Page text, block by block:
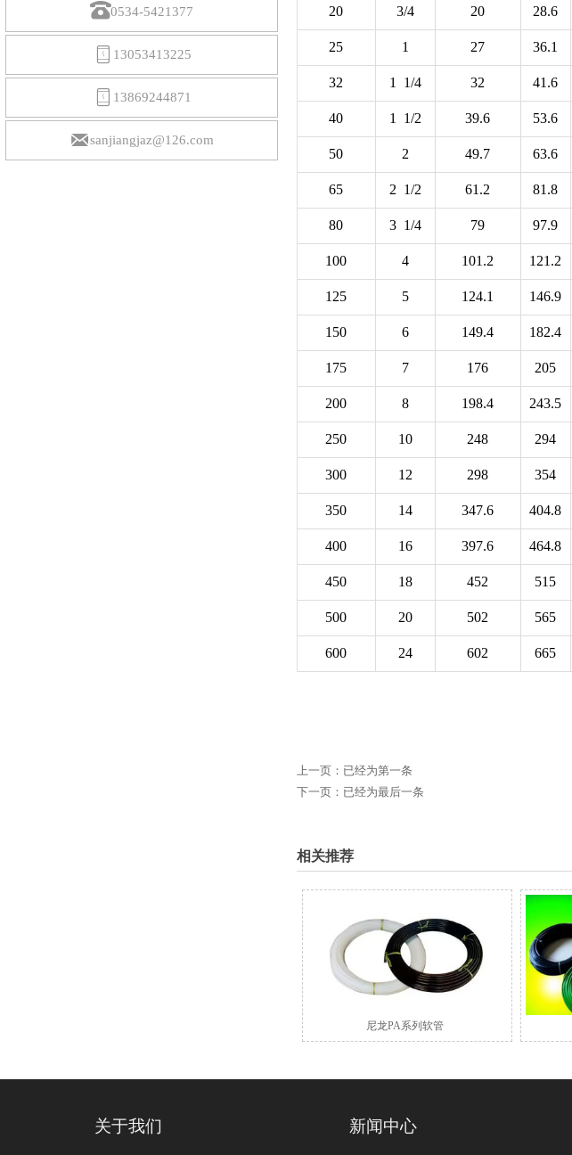
0534-5421377
 13053413225
 13869244871
sanjiangjaz@126.com
20 3/4 20 28.6
25 1 27 36.1
32 1 1/4 32 41.6
40 1 1/2 39.6 53.6
50 2 49.7 63.6
65 2 1/2 61.2 81.8
80 3 1/4 79 97.9
100 4 101.2 121.2
125 5 124.1 146.9
150 6 149.4 182.4
175 7 176 205
200 8 198.4 243.5
250 10 248 294
300 12 298 354
350 14 347.6 404.8
400 16 397.6 464.8
450 18 452 515
500 20 502 565
600 24 602 665
上一页：已经为第一条
下一页：已经为最后一条
相关推荐
尼龙PA系列软管
关于我们 新闻中心